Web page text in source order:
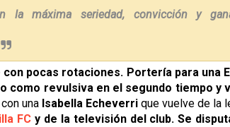
la máxima seriedad, convicción y
con pocas rotaciones. Portería para una
como revulsiva en el segundo tiempo
una Isabella Echeverri que vuelve de la
FC y de la televisión del club. Se